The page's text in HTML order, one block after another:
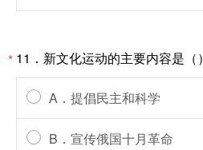
* 11．新文化运动的主要内容是（）
A．提倡民主和科学
B．宣传俄国十月革命